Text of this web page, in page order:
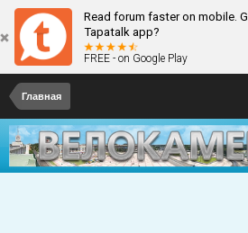
Read forum faster on mobile.
Tapatalk app?
FREE - on Google Play
Главная